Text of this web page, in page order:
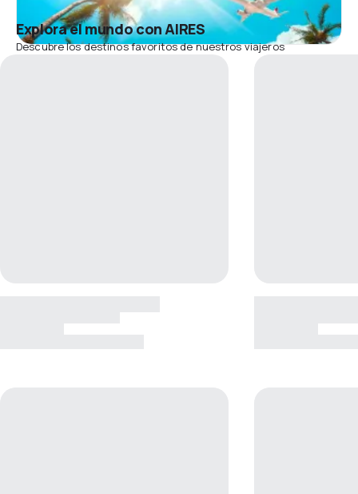
Explora el mundo con AIRES
Descubre los destinos favoritos de nuestros viajeros